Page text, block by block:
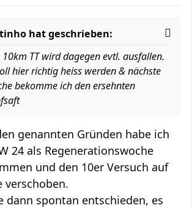
hat geschrieben:
10km TT wird dagegen evtl. ausfallen.
hier richtig heiss werden & nächste
bekomme ich den ersehnten
genannten Gründen habe ich
24 als Regenerationswoche
und den 10er Versuch auf
verschoben.
dann spontan entschieden, es